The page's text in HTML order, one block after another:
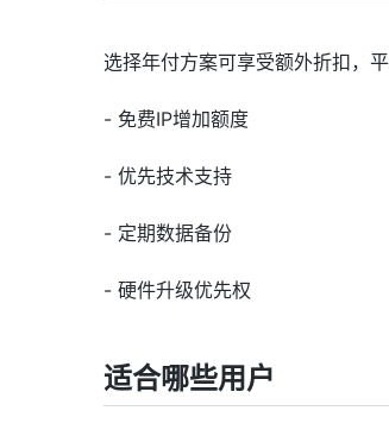
选择年付方案可享受额外折扣，
- 免费IP增加额度
- 优先技术支持
- 定期数据备份
- 硬件升级优先权
适合哪些用户